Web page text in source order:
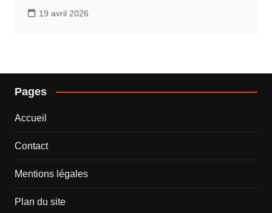
19 avril 2026
Pages
Accueil
Contact
Mentions légales
Plan du site